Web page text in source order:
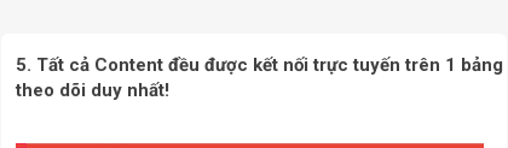
5. Tất cả Content đều được kết nối trực tuyến trên 1 bảng
theo dõi duy nhất!